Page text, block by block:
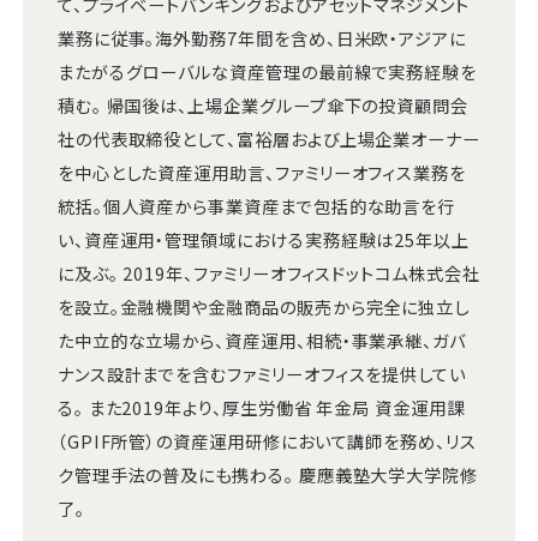
業務に従事。海外勤務7年間を含め、日米欧・アジアに
またがるグローバルな資産管理の最前線で実務経験を
積む。 帰国後は、上場企業グループ傘下の投資顧問会
社の代表取締役として、富裕層および上場企業オーナー
を中心とした資産運用助言、ファミリーオフィス業務を
統括。個人資産から事業資産まで包括的な助言を行
い、資産運用・管理領域における実務経験は25年以上
に及ぶ。 2019年、ファミリーオフィスドットコム株式会社
を設立。金融機関や金融商品の販売から完全に独立し
た中立的な立場から、資産運用、相続・事業承継、ガバ
ナンス設計までを含むファミリーオフィスを提供してい
る。 また2019年より、厚生労働省 年金局 資金運用課
（GPIF所管）の資産運用研修において講師を務め、リス
ク管理手法の普及にも携わる。 慶應義塾大学大学院修
了。